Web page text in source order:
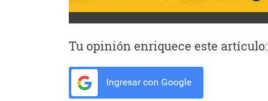
Tu opinión enriquece este artículo:
Ingresar con Google